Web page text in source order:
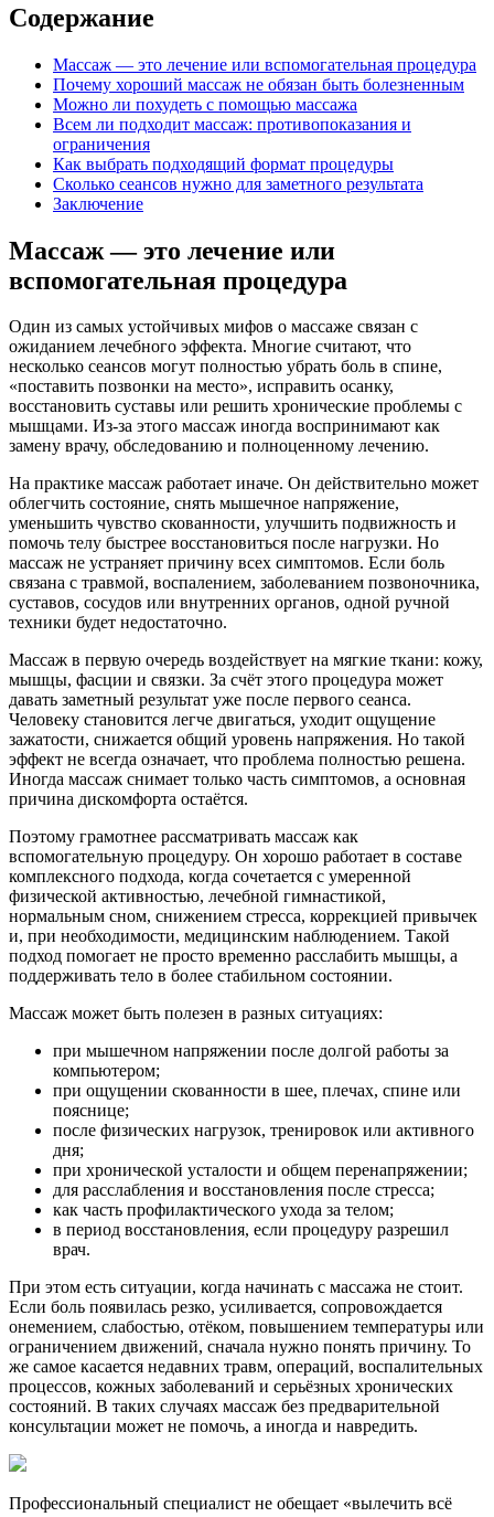
Содержание
Массаж — это лечение или вспомогательная процедура
Почему хороший массаж не обязан быть болезненным
Можно ли похудеть с помощью массажа
Всем ли подходит массаж: противопоказания и
ограничения
Как выбрать подходящий формат процедуры
Сколько сеансов нужно для заметного результата
Заключение
Массаж — это лечение или
вспомогательная процедура
Один из самых устойчивых мифов о массаже связан с
ожиданием лечебного эффекта. Многие считают, что
несколько сеансов могут полностью убрать боль в спине,
«поставить позвонки на место», исправить осанку,
восстановить суставы или решить хронические проблемы с
мышцами. Из-за этого массаж иногда воспринимают как
замену врачу, обследованию и полноценному лечению.
На практике массаж работает иначе. Он действительно может
облегчить состояние, снять мышечное напряжение,
уменьшить чувство скованности, улучшить подвижность и
помочь телу быстрее восстановиться после нагрузки. Но
массаж не устраняет причину всех симптомов. Если боль
связана с травмой, воспалением, заболеванием позвоночника,
суставов, сосудов или внутренних органов, одной ручной
техники будет недостаточно.
Массаж в первую очередь воздействует на мягкие ткани: кожу,
мышцы, фасции и связки. За счёт этого процедура может
давать заметный результат уже после первого сеанса.
Человеку становится легче двигаться, уходит ощущение
зажатости, снижается общий уровень напряжения. Но такой
эффект не всегда означает, что проблема полностью решена.
Иногда массаж снимает только часть симптомов, а основная
причина дискомфорта остаётся.
Поэтому грамотнее рассматривать массаж как
вспомогательную процедуру. Он хорошо работает в составе
комплексного подхода, когда сочетается с умеренной
физической активностью, лечебной гимнастикой,
нормальным сном, снижением стресса, коррекцией привычек
и, при необходимости, медицинским наблюдением. Такой
подход помогает не просто временно расслабить мышцы, а
поддерживать тело в более стабильном состоянии.
Массаж может быть полезен в разных ситуациях:
при мышечном напряжении после долгой работы за
компьютером;
при ощущении скованности в шее, плечах, спине или
пояснице;
после физических нагрузок, тренировок или активного
дня;
при хронической усталости и общем перенапряжении;
для расслабления и восстановления после стресса;
как часть профилактического ухода за телом;
в период восстановления, если процедуру разрешил
врач.
При этом есть ситуации, когда начинать с массажа не стоит.
Если боль появилась резко, усиливается, сопровождается
онемением, слабостью, отёком, повышением температуры или
ограничением движений, сначала нужно понять причину. То
же самое касается недавних травм, операций, воспалительных
процессов, кожных заболеваний и серьёзных хронических
состояний. В таких случаях массаж без предварительной
консультации может не помочь, а иногда и навредить.
Профессиональный специалист не обещает «вылечить всё